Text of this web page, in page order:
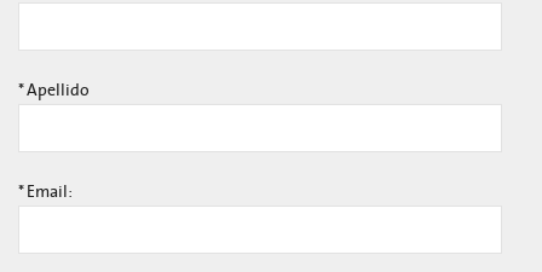
*Apellido
* Email: